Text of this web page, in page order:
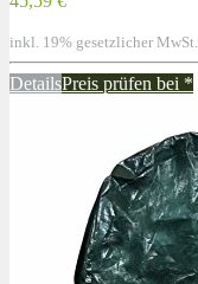
inkl. 19% gesetzlicher MwSt.
DetailsPreis prüfen bei *